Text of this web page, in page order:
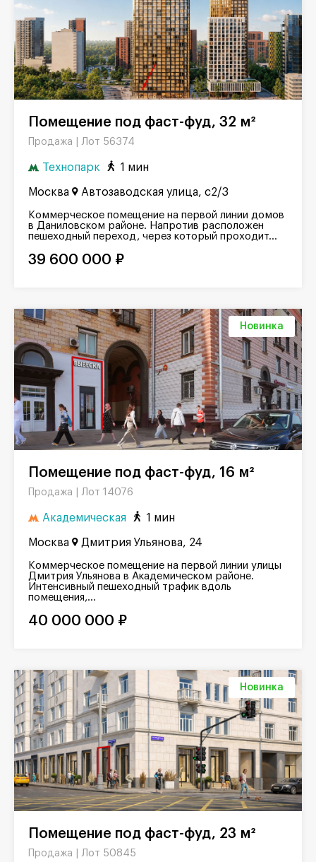
Помещение под фаст-фуд, 32 м²
Продажа | Лот 56374
Технопарк 1 мин
Москва Автозаводская улица, с2/3
Коммерческое помещение на первой линии домов
в Даниловском районе. Напротив расположен
пешеходный переход, через который проходит...
39 600 000 ₽
Новинка
Помещение под фаст-фуд, 16 м²
Продажа | Лот 14076
Академическая 1 мин
Москва Дмитрия Ульянова, 24
Коммерческое помещение на первой линии улицы
Дмитрия Ульянова в Академическом районе.
Интенсивный пешеходный трафик вдоль
помещения,...
40 000 000 ₽
Новинка
Помещение под фаст-фуд, 23 м²
Продажа | Лот 50845